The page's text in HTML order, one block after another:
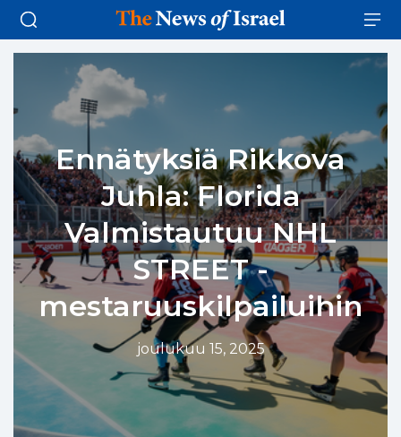
Ennätyksiä Rikkova
Juhla: Florida
Valmistautuu NHL
STREET -
mestaruuskilpailuihin
joulukuu 15, 2025